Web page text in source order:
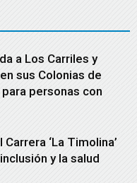
a Los Carriles y
sus Colonias de
personas con
‘La Timolina’
y la salud